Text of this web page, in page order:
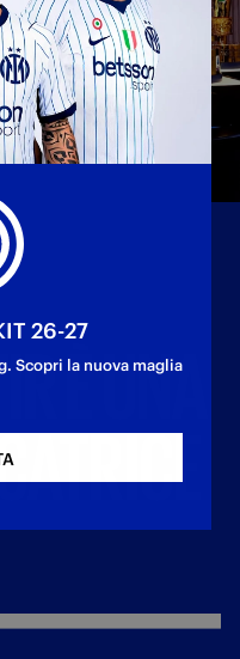
ÈUNA
26-27
Scopri la nuova maglia